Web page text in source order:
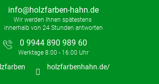
info@holzfarben-hahn.de
0 9944 890 989 60
holzfarbenhahn.de/